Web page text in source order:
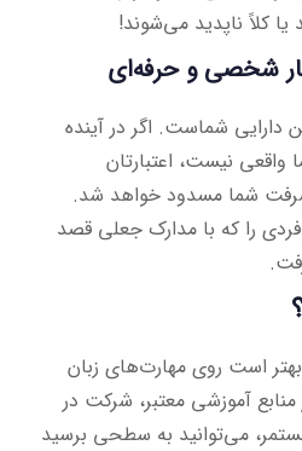
کلاً ناپدید می‌شوند!
دارایی شماست. اگر در آینده
نیست، اعتبارتان
شما مسدود خواهد شد.
را که با مدارک جعلی قصد
است روی مهارت‌های زبان
منابع آموزشی معتبر، شرکت در
می‌توانید به سطحی برسید